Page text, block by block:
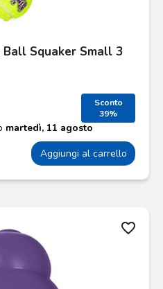
Squaker Small 3
Sconto
39%
martedì, 11 agosto
Aggiungi al carrello
favorite_border